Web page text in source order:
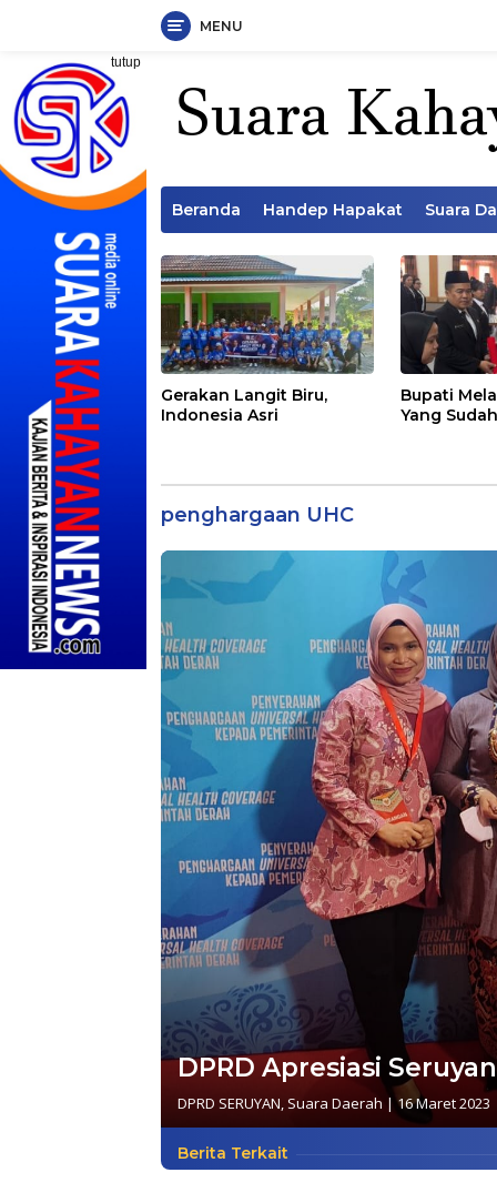
Langsung
konten
MENU
tutup
Beranda Handep Hapakat Suara
Gerakan Langit Biru,
Indonesia Asri
Bupati
Yang
penghargaan UHC
DPRD Apresiasi
DPRD SERUYAN, Suara Daerah |16 Maret 2023
Berita Terkait